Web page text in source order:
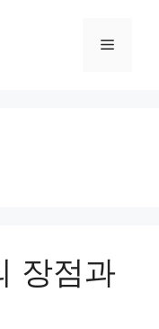
Menu
장점과